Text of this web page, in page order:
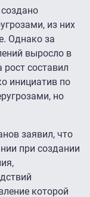
из них
Однако за
выросло в
составил
инициатив по
но
заявил, что
при создании
которой